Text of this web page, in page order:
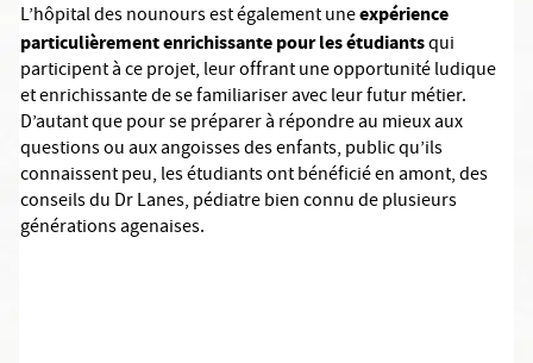
L’hôpital des nounours est également uneexpérience
particulièrement enrichissante pour les étudiantsqui
participent à ce projet, leur offrant une opportunité ludique
et enrichissante de se familiariser avec leur futur métier.
D’autant que pour se préparer à répondre au mieux aux
questions ou aux angoisses des enfants, public qu’ils
connaissent peu, les étudiants ont bénéficié en amont, des
conseils du Dr Lanes, pédiatre bien connu de plusieurs
générations agenaises.